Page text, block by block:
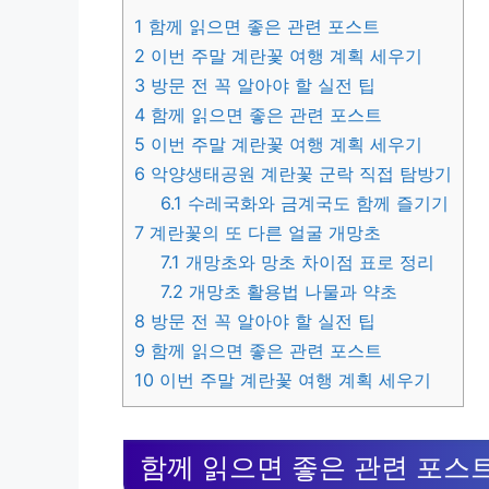
1 함께 읽으면 좋은 관련 포스트
2 이번 주말 계란꽃 여행 계획 세우기
3 방문 전 꼭 알아야 할 실전 팁
4 함께 읽으면 좋은 관련 포스트
5 이번 주말 계란꽃 여행 계획 세우기
6 악양생태공원 계란꽃 군락 직접 탐방기
6.1 수레국화와 금계국도 함께 즐기기
7 계란꽃의 또 다른 얼굴 개망초
7.1 개망초와 망초 차이점 표로 정리
7.2 개망초 활용법 나물과 약초
8 방문 전 꼭 알아야 할 실전 팁
9 함께 읽으면 좋은 관련 포스트
10 이번 주말 계란꽃 여행 계획 세우기
함께 읽으면 좋은 관련 포스